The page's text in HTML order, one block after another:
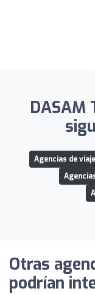
DASAM
Agencias de
Otras
podrían